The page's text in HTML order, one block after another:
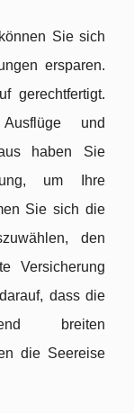
Sie sich
ersparen.
gerechtfertigt.
und
haben Sie
um Ihre
Sie sich die
den
Versicherung
dass die
breiten
die Seereise